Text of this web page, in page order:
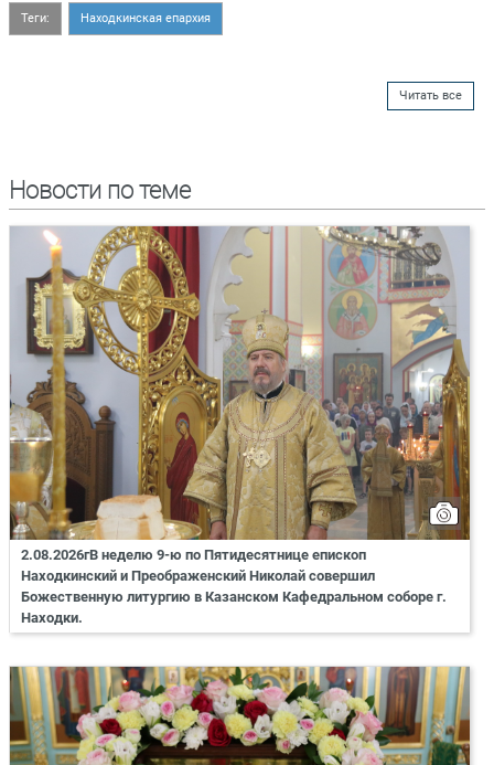
Теги: Находкинская епархия
Читать все
Новости по теме
2.08.2026гВ неделю 9-ю по Пятидесятнице епископ
Находкинский и Преображенский Николай совершил
Божественную литургию в Казанском Кафедральном соборе г.
Находки.